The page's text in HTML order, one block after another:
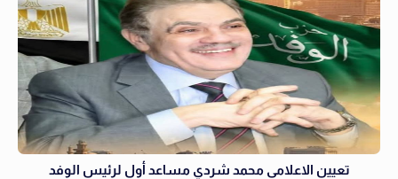
تعيين الاعلامى محمد شردي مساعد أول لرئيس الوفد